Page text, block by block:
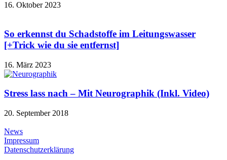
16. Oktober 2023
So erkennst du Schadstoffe im Leitungswasser
[+Trick wie du sie entfernst]
16. März 2023
Stress lass nach – Mit Neurographik (Inkl. Video)
20. September 2018
News
Impressum
Datenschutzerklärung